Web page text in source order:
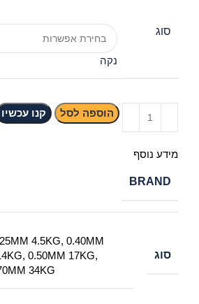
סוג
נקה
הוספה לסל קנו עכשיו
מידע נוסף
BRAND
סוג
4.5KG, 0.40MM
0.50MM 17KG,
34KG